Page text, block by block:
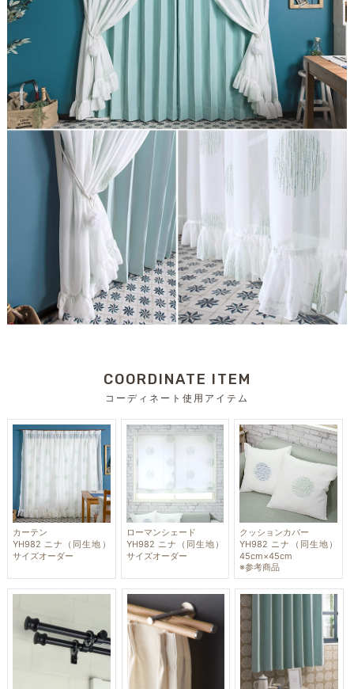
COORDINATE ITEM
コーディネート使用アイテム
カーテン
YH982 ニナ（同生地）
サイズオーダー
ローマンシェード
YH982 ニナ（同生地）
サイズオーダー
クッションカバー
YH982 ニナ（同生地）
45cm×45cm
※参考商品